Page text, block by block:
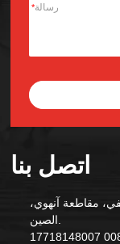
اتصل بنا
مقاطعة آنهوي،
0086
*